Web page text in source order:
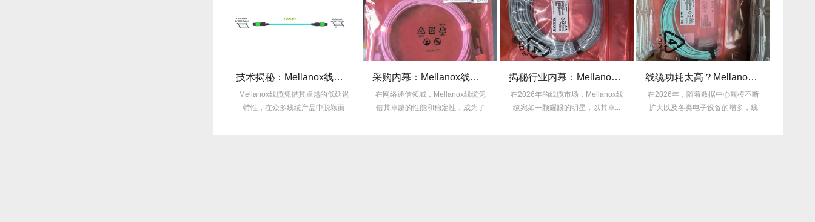
技术揭秘：Mellanox线缆低延迟背后的“信号优化”黑科技！
Mellanox线缆凭借其卓越的低延迟
特性，在众多线缆产品中脱颖而
采购内幕：Mellanox线缆验真3步走，假货休想蒙混过关！
在网络通信领域，Mellanox线缆凭
借其卓越的性能和稳定性，成为了
揭秘行业内幕：Mellanox线缆为何比同类产品耐用3倍？
在2026年的线缆市场，Mellanox线
缆宛如一颗耀眼的明星，以其卓...
线缆功耗太高？Mellanox线缆低功耗方案能省多少电费？
在2026年，随着数据中心规模不断
扩大以及各类电子设备的增多，线